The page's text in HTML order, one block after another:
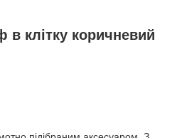
клітку коричневий